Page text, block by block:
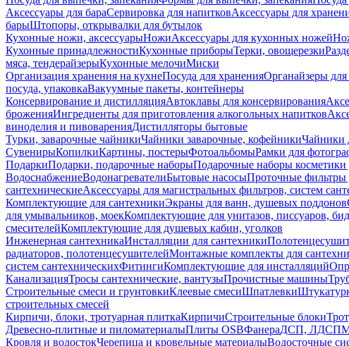
Аксессуары для бараСервировка для напитковАксессуары для
барыШтопоры, открывалки для бутылок
Кухонные ножи, аксессуарыНожиАксессуары для кухонных ножей
Кухонные принадлежностиКухонные приборыТерки, овощерезки
мяса, тендерайзерыКухонные мелочиМиски
Организация хранения на кухнеПосуда для храненияОрганайзеры
посуда, упаковкаВакуумные пакеты, контейнеры
Консервирование и дистилляцияАвтоклавы для консервирования
броженияИнгредиенты для приготовления алкогольных напитков
виноделия и пивоваренияДистилляторы бытовые
Турки, заварочные чайникиЧайники заварочные, кофейникиЧайники
СувенирыКопилкиКартины, постерыФотоальбомыРамки для
ПодаркиПодарки, подарочные наборыПодарочные наборы косметики
ВодоснабжениеВодонагревателиБытовые насосыПроточные фильтры
сантехническиеАксессуары для магистральных фильтров, систем
Комплектующие для сантехникиЭкраны для ванн, душевых поддонов
для умывальников, моекКомплектующие для унитазов, писсуаров,
смесителейКомплектующие для душевых кабин, уголков
Инженерная сантехникаИнсталляции для сантехники
радиаторов, полотенцесушителейМонтажные комплекты для
систем сантехническихФитингиКомплектующие для инсталляций
КанализацияТросы сантехнические, вантузыПрочистные машины
Строительные смеси и грунтовкиКлеевые смесиШпатлевки
строительных смесей
Кирпичи, блоки, тротуарная плиткаКирпичиСтроительные блоки
Древесно-плитные и пиломатериалыПлиты OSBФанераДСП, ЛДСП
Кровля и водостокЧерепица и кровельные материалыВодосточные